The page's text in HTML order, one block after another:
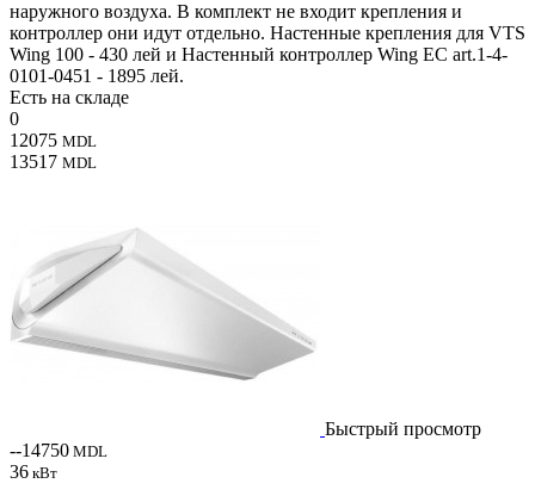
наружного воздуха. В комплект не входит крепления и
контроллер они идут отдельно. Настенные крепления для VTS
Wing 100 - 430 лей и Настенный контроллер Wing EC art.1-4-
0101-0451 - 1895 лей.
Есть на складе
0
12075 MDL
13517 MDL
Быстрый просмотр
--14750 MDL
36 кВт